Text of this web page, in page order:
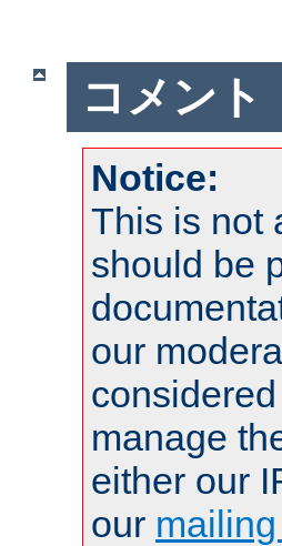
コメント
Notice:
This is not
should be
our
manage
either our
our